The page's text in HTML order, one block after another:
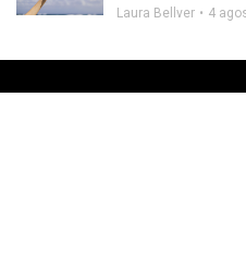
Laura Bellver 4